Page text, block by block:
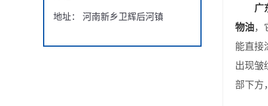
地址： 河南新乡卫辉后河镇
广
物油，
能直接
出现皱
部下方